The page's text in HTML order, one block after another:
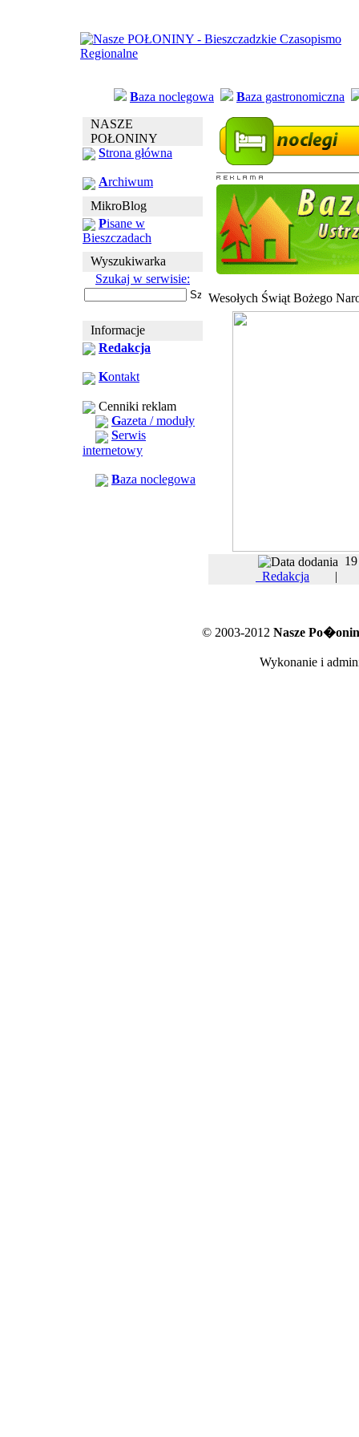
Baza noclegowa Baza gastronomiczna
NASZE
POŁONINY
Strona główna
Archiwum
MikroBlog
Pisane w
Bieszczadach
Wyszukiwarka
Szukaj w serwisie:
Informacje
Redakcja
Kontakt
Cenniki reklam
Gazeta / moduły
Serwis
internetowy
Baza noclegowa
Wesołych Świąt Bożego
Redakcja
© 2003-2012 Nasze
Wykonanie i